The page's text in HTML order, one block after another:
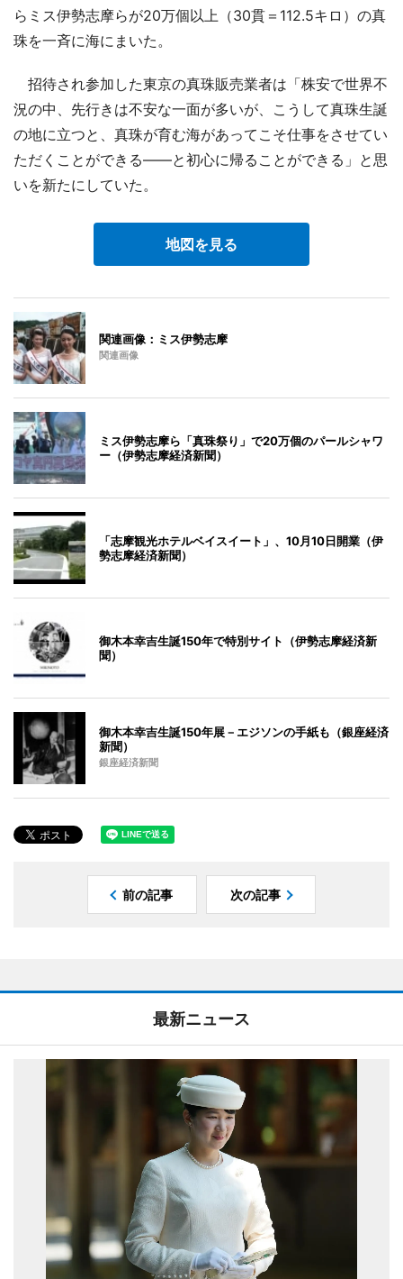
らミス伊勢志摩らが20万個以上（30貫＝112.5キロ）の真
珠を一斉に海にまいた。
招待され参加した東京の真珠販売業者は「株安で世界不
況の中、先行きは不安な一面が多いが、こうして真珠生誕
の地に立つと、真珠が育む海があってこそ仕事をさせてい
ただくことができる――と初心に帰ることができる」と思
いを新たにしていた。
地図を見る
関連画像：ミス伊勢志摩
関連画像
ミス伊勢志摩ら「真珠祭り」で20万個のパールシャワ
ー（伊勢志摩経済新聞）
「志摩観光ホテルベイスイート」、10月10日開業（伊
勢志摩経済新聞）
御木本幸吉生誕150年で特別サイト（伊勢志摩経済新
聞）
御木本幸吉生誕150年展－エジソンの手紙も（銀座経済
新聞）
銀座経済新聞
前の記事 次の記事
最新ニュース